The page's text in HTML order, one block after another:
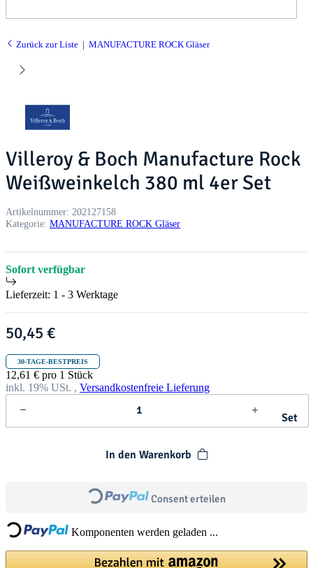
Zurück zur Liste MANUFACTURE ROCK Gläser
Villeroy & Boch Manufacture Rock
Weißweinkelch 380 ml 4er Set
Artikelnummer: 202127158
Kategorie: MANUFACTURE ROCK Gläser
Sofort verfügbar
Lieferzeit: 1 - 3 Werktage
50,45 €
30-TAGE-BESTPREIS
12,61 € pro 1 Stück
inkl. 19% USt. , Versandkostenfreie Lieferung
Set
In den Warenkorb
Loading...
Consent erteilen
Komponenten werden geladen ...